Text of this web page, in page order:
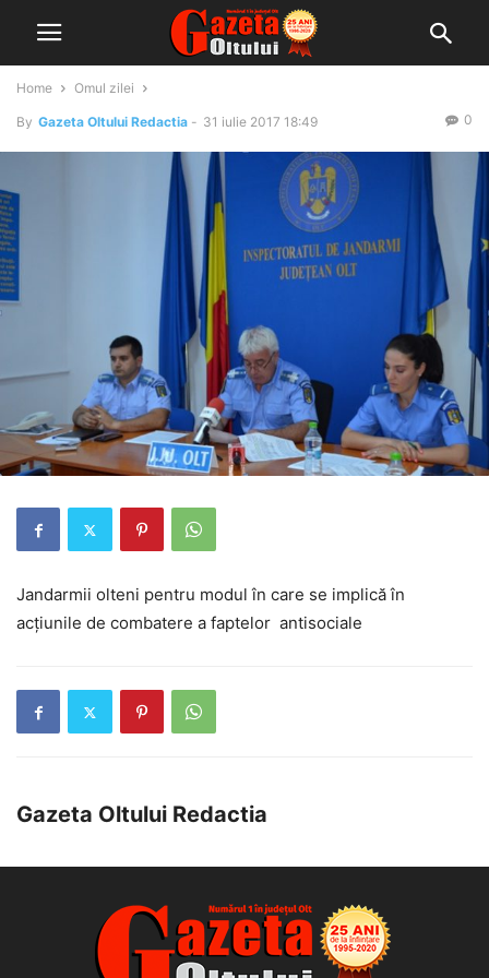
Home Omul zilei
By Gazeta Oltului Redactia - 31 iulie 2017 18:49 0
Jandarmii olteni pentru modul în care se implică în
acțiunile de combatere a faptelor antisociale
Gazeta Oltului Redactia